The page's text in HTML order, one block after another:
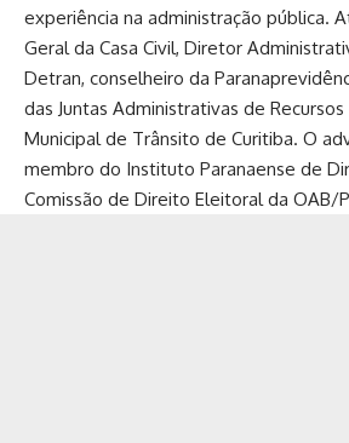
experiência na administração pública.
Geral da Casa Civil, Diretor
Detran, conselheiro da
das Juntas Administrativas de
Municipal de Trânsito de Curitiba. O
membro do Instituto Paranaense de
Comissão de Direito Eleitoral da OAB/